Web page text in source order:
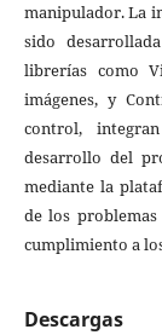
manipulador. La
sido
librerías como
imágenes, y
control,
desarrollo del
mediante la
de los
cumplimiento a
Descargas